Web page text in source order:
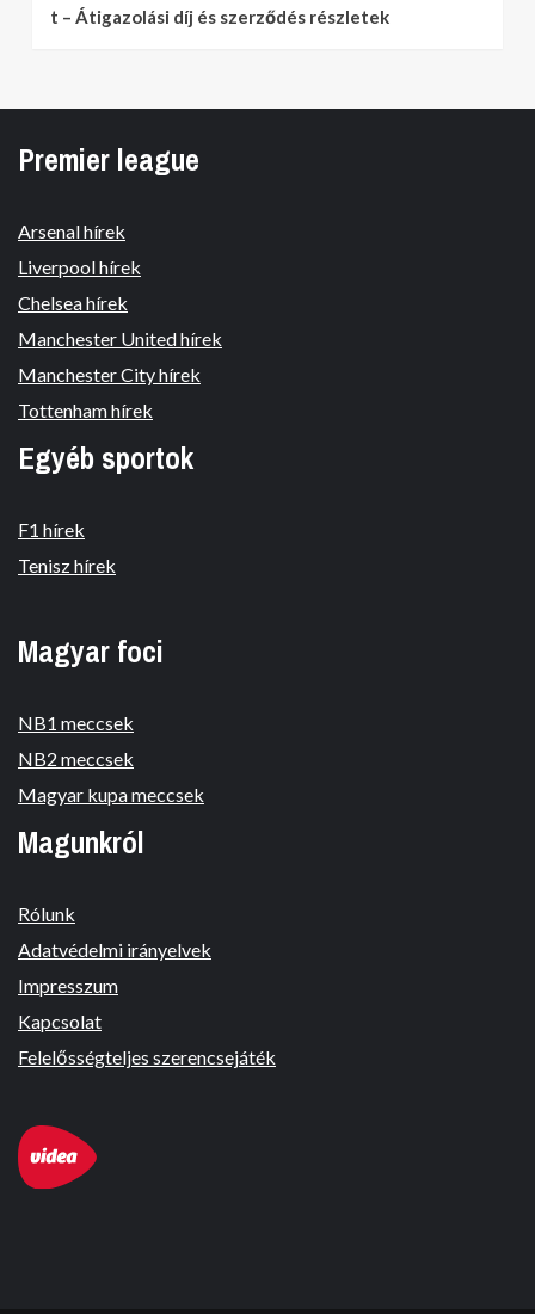
t – Átigazolási díj és szerződés részletek
Premier league
Arsenal hírek
Liverpool hírek
Chelsea hírek
Manchester United hírek
Manchester City hírek
Tottenham hírek
Egyéb sportok
F1 hírek
Tenisz hírek
Magyar foci
NB1 meccsek
NB2 meccsek
Magyar kupa meccsek
Magunkról
Rólunk
Adatvédelmi irányelvek
Impresszum
Kapcsolat
Felelősségteljes szerencsejáték